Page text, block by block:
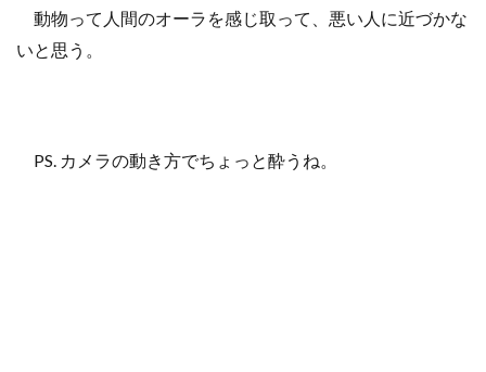
動物って人間のオーラを感じ取って、悪い人に近づかな
いと思う。
PS. カメラの動き方でちょっと酔うね。